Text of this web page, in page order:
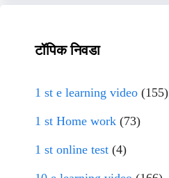
टॉपिक निवडा
1 st e learning video (155)
1 st Home work (73)
1 st online test (4)